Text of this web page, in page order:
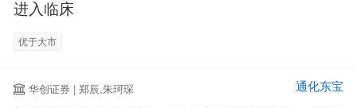
进入临床
优于大市
华创证券 | 郑辰,朱珂琛 通化东宝